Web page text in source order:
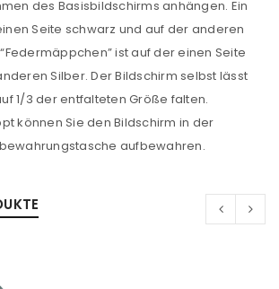
des Basisbildschirms anhängen. Ein
Seite schwarz und auf der anderen
ist auf der einen Seite
Silber. Der Bildschirm selbst lässt
1/3 der entfalteten Größe falten.
können Sie den Bildschirm in der
aufbewahren.